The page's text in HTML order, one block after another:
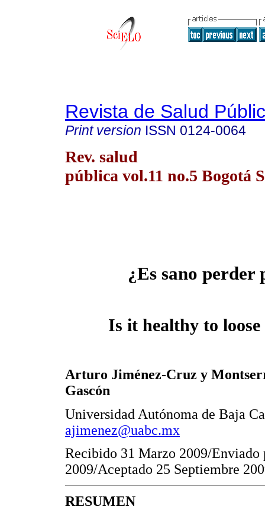
Revista de Salud
Print version ISSN 0124-0064
Rev. salud
pública vol.11 no.5 Bogotá
¿Es sano perder
Is it healthy to
Arturo Jiménez-Cruz y
Gascón
Universidad Autónoma de Baja
ajimenez@uabc.mx
Recibido 31 Marzo 2009/
2009/Aceptado 25 Septiembre
RESUMEN